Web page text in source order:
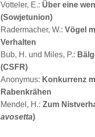
Votteler, E.: Über eine
(Sowjetunion)
Radermacher, W.: Vögel
Verhalten
Bub, H. und Miles, P.:
(CSFR)
Anonymus: Konkurrenz
Rabenkrähen
Mendel, H.: Zum
avosetta)